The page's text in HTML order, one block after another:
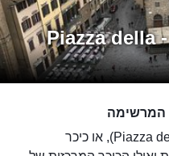
פיאצה דלה סיניוריה - Piazza della
המרשימה
פיאצה דלה סיניוריה (Piazza della Signora), או כיכר